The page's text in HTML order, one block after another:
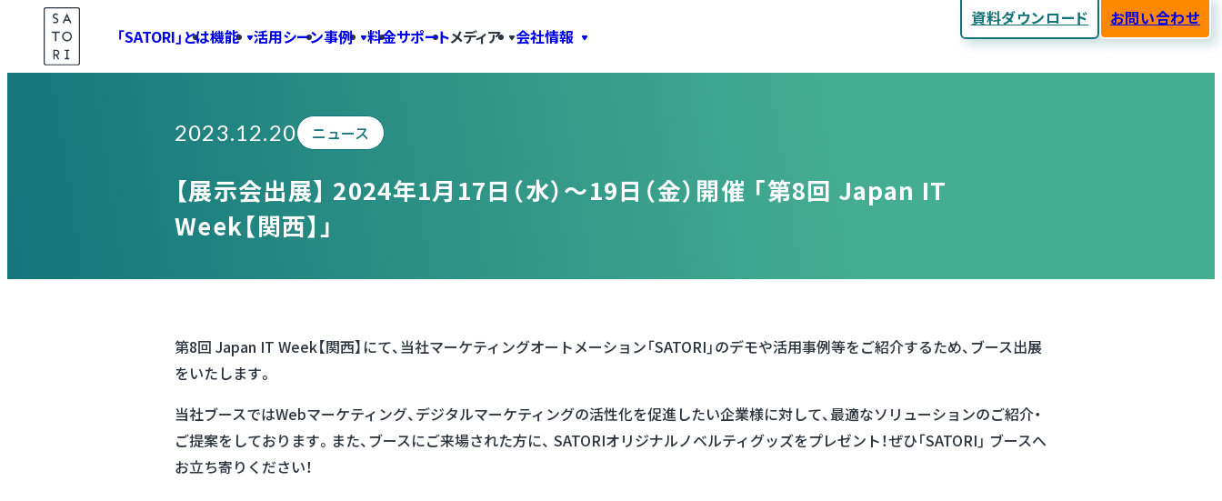
content
「SATORI」とは機能 活用シーン事例 料金サポートメディア 会社情報
資料ダウンロード
お問い合わせ
2023.12.20 ニュース
【展示会出展】 2024年1月17日（水）～19日（金）開催 「第8回 Japan IT
Week【関西】」
第8回 Japan IT Week【関西】にて、当社マーケティングオートメーション「SATORI」のデモや活用事例等をご紹介するため、ブース出展
をいたします。
当社ブースではWebマーケティング、デジタルマーケティングの活性化を促進したい企業様に対して、最適なソリューションのご紹介・
ご提案をしております。また、ブースにご来場された方に、 SATORIオリジナルノベルティグッズをプレゼント！ぜひ「SATORI」 ブースへ
お立ち寄りください！